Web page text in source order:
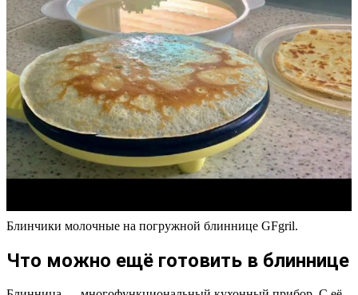
Блинчики молочные на погружной блиннице GFgril.
Что можно ещё готовить в блиннице